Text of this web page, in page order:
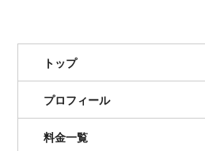
トップ
プロフィール
料金一覧